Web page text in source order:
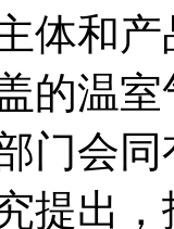
体和
的温
门会
提出